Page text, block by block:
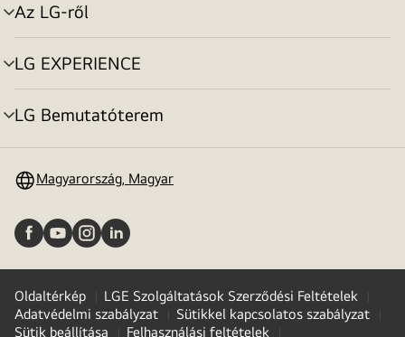
Az LG-ről
menu
toggle
LG EXPERIENCE
menu
toggle
LG Bemutatóterem
menu
Magyarország, Magyar
Oldaltérkép
LGE Szolgáltatások Szerződési Feltételek
Adatvédelmi szabályzat
Sütikkel kapcsolatos szabályzat
Sütik beállítása
Felhasználási feltételek